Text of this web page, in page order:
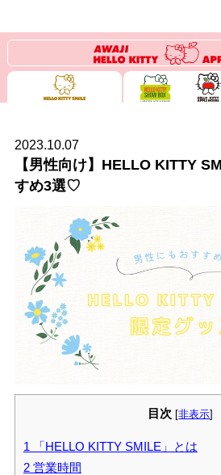
2023.10.07
【男性向け】HELLO KITTY
すめ3選♡
目次 [非表示]
1 「HELLO KITTY SMILE」とは
2営業時間